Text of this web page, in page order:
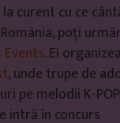
curent cu ce
poți
. Ei
, unde trupe de
pe melodii K-
intră în concurs